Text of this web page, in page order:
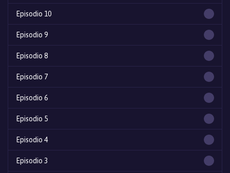
Episodio 10
Episodio 9
Episodio 8
Episodio 7
Episodio 6
Episodio 5
Episodio 4
Episodio 3